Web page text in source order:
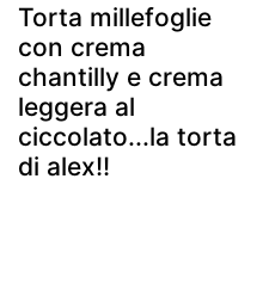
Torta millefoglie
con crema
chantilly e crema
leggera al
ciccolato...la torta
di alex!!